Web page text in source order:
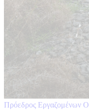
Πρόεδρος Εργαζομένων